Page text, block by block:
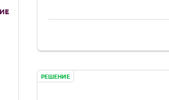
РЕШЕНИЕ